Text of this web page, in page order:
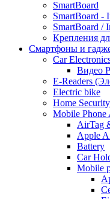
SmartBoard
SmartBoard -
SmartBoard /
Крепления
Смартфоны и
Car
Видео
E-Readers
Electric bike
Home Security
Mobile Phone
AirTag
Apple
Battery
Car
Mobile